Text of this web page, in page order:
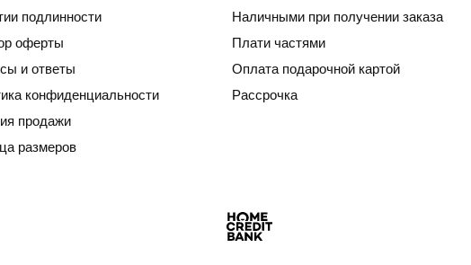
подлинности
оферты
и ответы
конфиденциальности
продажи
размеров
Наличными при получении заказа
Плати частями
Оплата подарочной картой
Рассрочка